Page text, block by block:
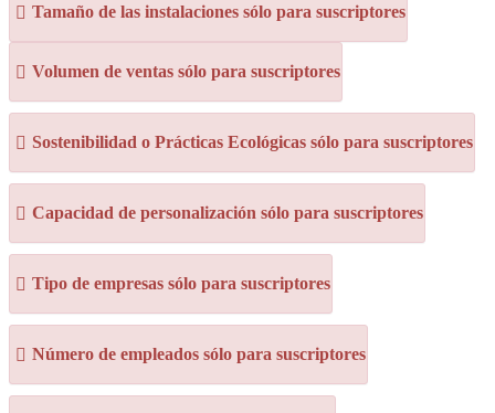
Tamaño de las instalaciones sólo para suscriptores
Volumen de ventas sólo para suscriptores
Sostenibilidad o Prácticas Ecológicas sólo para suscriptores
Capacidad de personalización sólo para suscriptores
Tipo de empresas sólo para suscriptores
Número de empleados sólo para suscriptores